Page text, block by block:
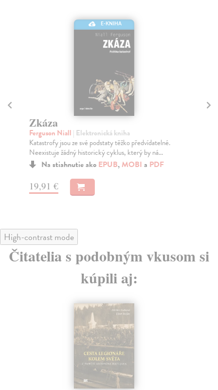
E-KNIHA
Zkáza
Ferguson Niall | Elektronická kniha
Katastrofy jsou ze své podstaty těžko předvídatelné.
Neexistuje žádný historický cyklus, který by ná...
Na stiahnutie ako EPUB,MOBI a PDF
19,91 €
High-contrast mode
Čitatelia s podobným vkusom si
kúpili aj: